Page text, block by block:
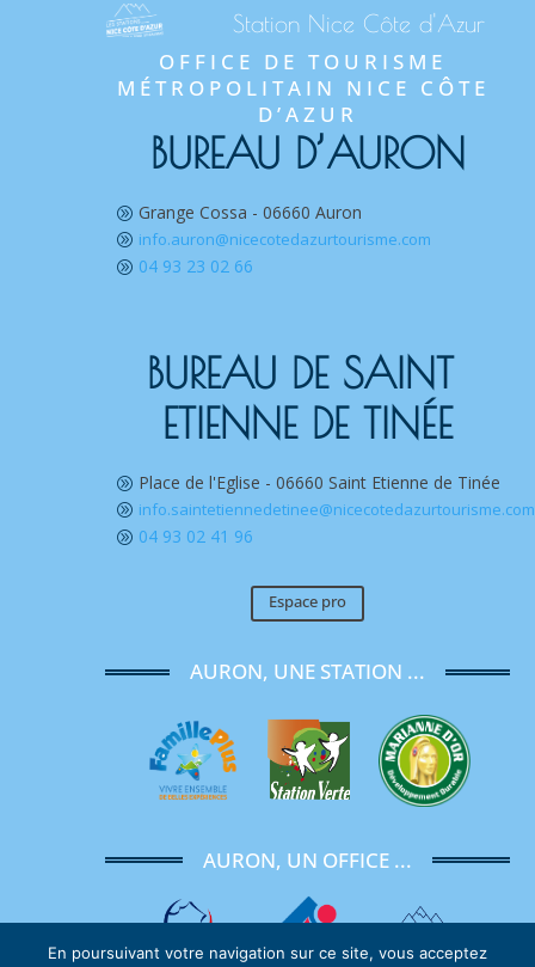
Station Nice Côte d'Azur
OFFICE DE TOURISME
MÉTROPOLITAIN NICE CÔTE
D’AZUR
BUREAU D’AURON
A Grange Cossa - 06660 Auron
A info.auron@nicecotedazurtourisme.com
A 04 93 23 02 66
BUREAU DE SAINT
ETIENNE DE TINÉE
A Place de l'Eglise - 06660 Saint Etienne de Tinée
A info.saintetiennedetinee@nicecotedazurtourisme.com
A 04 93 02 41 96
Espace pro
AURON, UNE STATION ...
AURON, UN OFFICE ...
En poursuivant votre navigation sur ce site, vous acceptez